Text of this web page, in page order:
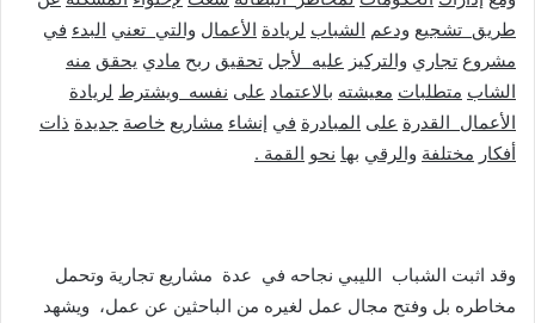
طريق تشجيع ودعم الشباب لريادة الأعمال والتي تعني البدء في
مشروع تجاري والتركيز عليه لأجل تحقيق ربح مادي يحقق منه
الشاب متطلبات معيشته بالاعتماد على نفسه ويشترط لريادة
الأعمال القدرة على المبادرة في إنشاء مشاريع خاصة جديدة ذات
أفكار مختلفة والرقي بها نحو القمة .
وقد اثبت الشباب الليبي نجاحه في عدة مشاريع تجارية وتحمل
مخاطره بل وفتح مجال عمل لغيره من الباحثين عن عمل، ويشهد